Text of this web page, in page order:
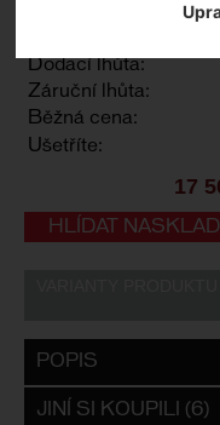
Dodací lhůta:
Záruční lhůta:
Běžná cena:
Ušetříte:
17
HLÍDAT
POPIS
JINÍ SI KOUPILI (6)